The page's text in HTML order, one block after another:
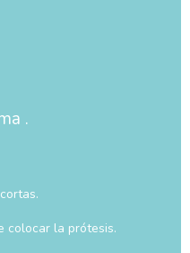
.
colocar la prótesis.